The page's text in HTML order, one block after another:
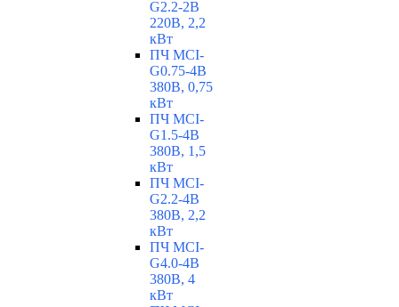
G2.2-2B
220В, 2,2
кВт
ПЧ MCI-
G0.75-4B
380В, 0,75
кВт
ПЧ MCI-
G1.5-4B
380В, 1,5
кВт
ПЧ MCI-
G2.2-4B
380В, 2,2
кВт
ПЧ MCI-
G4.0-4B
380В, 4
кВт